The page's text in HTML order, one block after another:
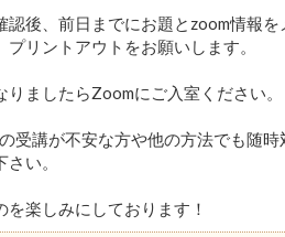
認後、前日までにお題とzoom情報を
プリントアウトをお願いします。
りましたらZoomにご入室ください。
受講が不安な方や他の方法でも随時
い。
を楽しみにしております！